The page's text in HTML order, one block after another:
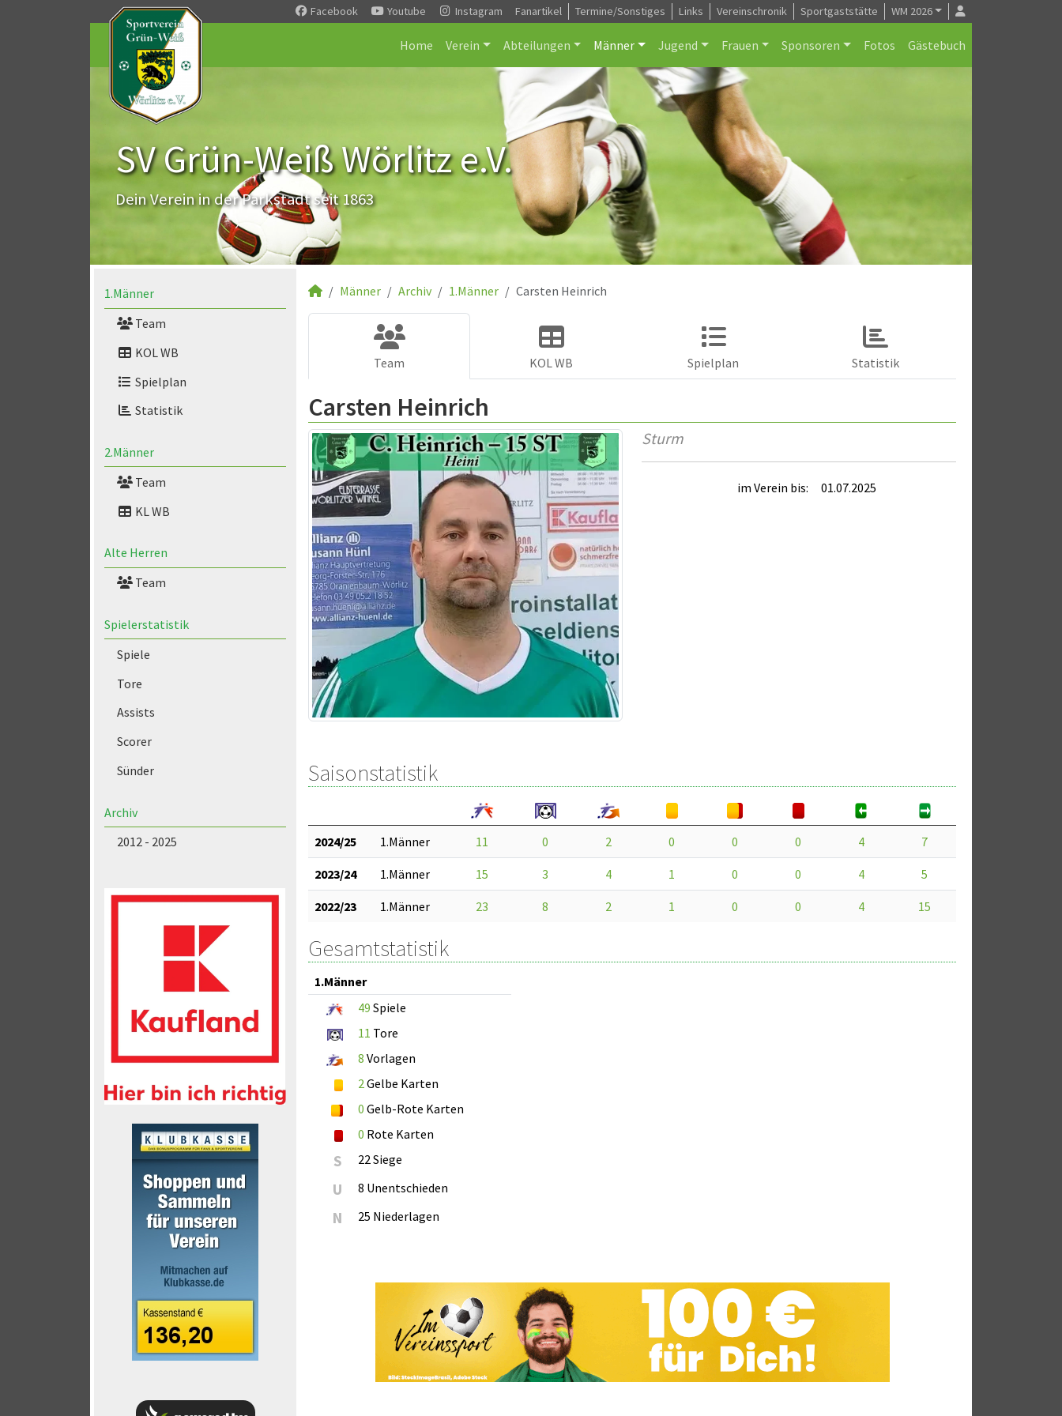
Facebook Youtube Instagram Fanartikel Termine/Sonstiges Links Vereinschronik Sportgaststätte WM 2026
Home Verein Abteilungen Männer Jugend Frauen Sponsoren Fotos Gästebuch
SV Grün-Weiß Wörlitz e.V.
Dein Verein in der Parkstadt seit 1863
1.Männer
Team
KOL WB
Spielplan
Statistik
2.Männer
Team
KL WB
Alte Herren
Team
Spielerstatistik
Spiele
Tore
Assists
Scorer
Sünder
Archiv
2012 - 2025
Männer Archiv 1.Männer Carsten Heinrich
Team KOL WB Spielplan Statistik
Carsten Heinrich
Sturm
im Verein bis: 01.07.2025
Saisonstatistik
2024/25 1.Männer 11 0 2 0 0 0 4 7
2023/24 1.Männer 15 3 4 1 0 0 4 5
2022/23 1.Männer 23 8 2 1 0 0 4 15
Gesamtstatistik
1.Männer
49 Spiele
11 Tore
8 Vorlagen
2Gelbe Karten
0 Gelb-Rote Karten
0 Rote Karten
S 22 Siege
U 8 Unentschieden
N 25 Niederlagen